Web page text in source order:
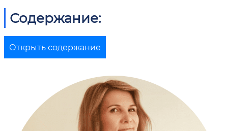
Содержание:
Открыть содержание